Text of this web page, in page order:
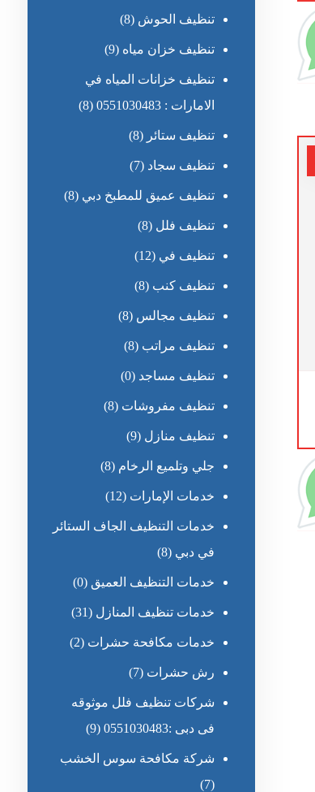
تنظيف الحوش (8)
تنظيف خزان مياه (9)
تنظيف خزانات المياه في
الامارات : 0551030483
(8)
تنظيف ستائر (8)
تنظيف سجاد (7)
تنظيف عميق للمطبخ دبي (8)
تنظيف فلل (8)
تنظيف في (12)
تنظيف كنب (8)
تنظيف مجالس (8)
تنظيف مراتب (8)
تنظيف مساجد (0)
تنظيف مفروشات (8)
تنظيف منازل (9)
جلي وتلميع الرخام (8)
خدمات الإمارات (12)
خدمات التنظيف الجاف الستائر
في دبي (8)
خدمات التنظيف العميق (0)
خدمات تنظيف المنازل (31)
خدمات مكافحة حشرات (2)
رش حشرات (7)
شركات تنظيف فلل موثوقه
فى دبى :0551030483
(9)
شركة مكافحة سوس الخشب
(7)